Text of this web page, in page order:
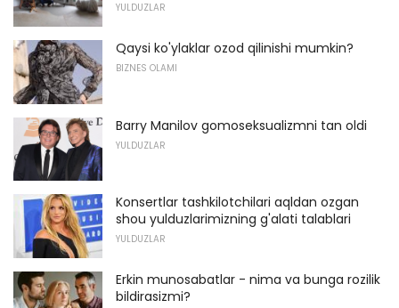
YULDUZLAR
Qaysi ko'ylaklar ozod qilinishi mumkin?
BIZNES OLAMI
Barry Manilov gomoseksualizmni tan oldi
YULDUZLAR
Konsertlar tashkilotchilari aqldan ozgan
shou yulduzlarimizning g'alati talablari
YULDUZLAR
Erkin munosabatlar - nima va bunga rozilik
bildirasizmi?